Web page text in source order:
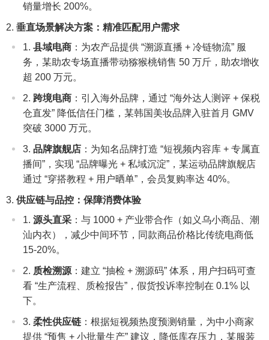
销量增长 200%。
垂直场景解决方案：精准匹配用户需求
县域电商 ：为农产品提供 “溯源直播 + 冷链物流” 服
务，某助农专场直播带动猕猴桃销售 50 万斤，助农增收
超 200 万元。
跨境电商 ：引入海外品牌，通过 “海外达人测评 + 保税
仓直发” 降低信任门槛，某韩国美妆品牌入驻首月 GMV
突破 3000 万元。
品牌旗舰店 ：为知名品牌打造 “短视频内容库 + 专属直
播间”，实现 “品牌曝光 + 私域沉淀”，某运动品牌旗舰店
通过 “穿搭教程 + 用户晒单”，会员复购率达 40%。
供应链与品控：保障消费体验
源头直采 ：与 1000 + 产业带合作（如义乌小商品、潮
汕内衣），减少中间环节，同款商品价格比传统电商低
15-20%。
质检溯源 ：建立 “抽检 + 溯源码” 体系，用户扫码可查
看 “生产流程、质检报告”，假货投诉率控制在 0.1% 以
下。
柔性供应链 ：根据短视频热度预测销量，为中小商家
提供 “预售 + 小批量生产” 建议，降低库存压力，某服装